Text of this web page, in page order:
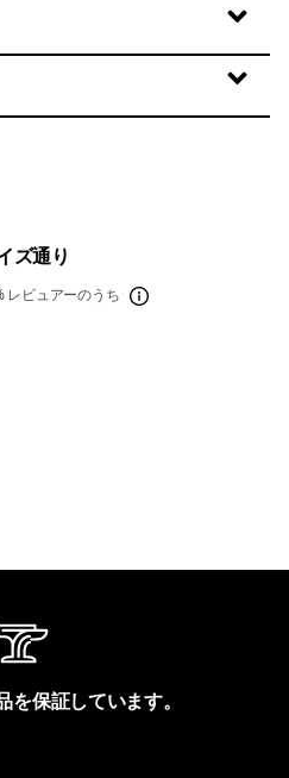
ズ通り
レビュアーのうち
を保証しています。